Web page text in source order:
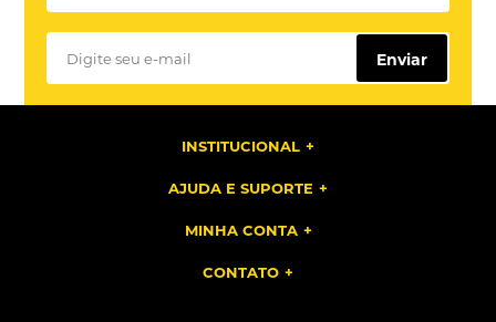
Enviar
INSTITUCIONAL
AJUDA E SUPORTE
MINHA CONTA
CONTATO